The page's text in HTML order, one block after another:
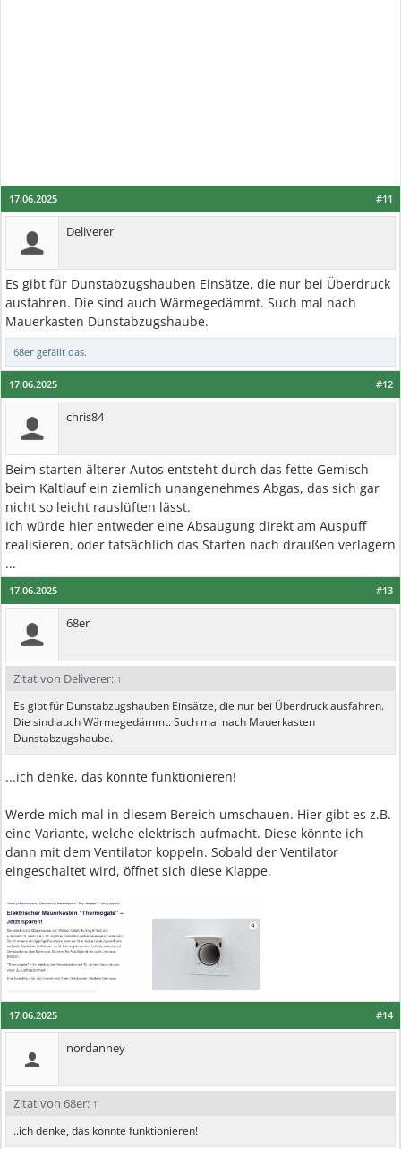
#11
17.06.2025
Deliverer
Es gibt für Dunstabzugshauben Einsätze, die nur bei Überdruck
ausfahren. Die sind auch Wärmegedämmt. Such mal nach
Mauerkasten Dunstabzugshaube.
68er gefällt das.
#12
17.06.2025
chris84
Beim starten älterer Autos entsteht durch das fette Gemisch
beim Kaltlauf ein ziemlich unangenehmes Abgas, das sich gar
nicht so leicht rauslüften lässt.
Ich würde hier entweder eine Absaugung direkt am Auspuff
realisieren, oder tatsächlich das Starten nach draußen verlagern
...
#13
17.06.2025
68er
Zitat von Deliverer: ↑
Es gibt für Dunstabzugshauben Einsätze, die nur bei Überdruck ausfahren.
Die sind auch Wärmegedämmt. Such mal nach Mauerkasten
Dunstabzugshaube.
...ich denke, das könnte funktionieren!
Werde mich mal in diesem Bereich umschauen. Hier gibt es z.B.
eine Variante, welche elektrisch aufmacht. Diese könnte ich
dann mit dem Ventilator koppeln. Sobald der Ventilator
eingeschaltet wird, öffnet sich diese Klappe.
#14
17.06.2025
nordanney
Zitat von 68er: ↑
..ich denke, das könnte funktionieren!